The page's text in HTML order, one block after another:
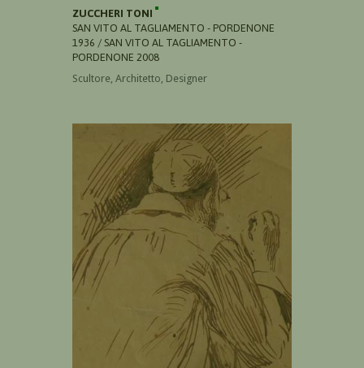
ZUCCHERI TONI
SAN VITO AL TAGLIAMENTO - PORDENONE
1936 / SAN VITO AL TAGLIAMENTO -
PORDENONE 2008
Scultore, Architetto, Designer